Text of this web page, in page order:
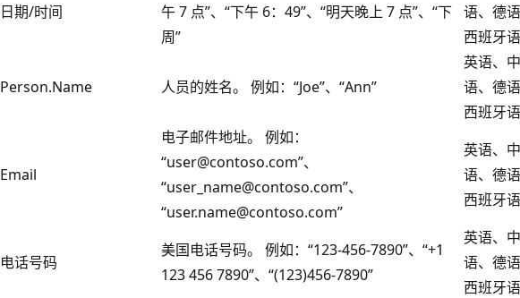
日期/时间
午 7 点”、“下午 6：49”、“明天晚上 7 点”、“下
周”
语、德
西班牙语
Person.Name 人员的姓名。 例如：“Joe”、“Ann”
英语、
语、德
西班牙语
Email
电子邮件地址。 例如：
“user@contoso.com”、
“user_name@contoso.com”、
“user.name@contoso.com”
英语、
语、德
西班牙语
电话号码
美国电话号码。 例如：“123-456-7890”、“+1
123 456 7890”、“(123)456-7890”
英语、
语、德
西班牙语